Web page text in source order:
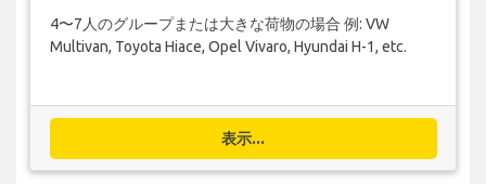
4〜7人のグループまたは大きな荷物の場合 例: VW
Multivan, Toyota Hiace, Opel Vivaro, Hyundai H-1, etc.
表示...